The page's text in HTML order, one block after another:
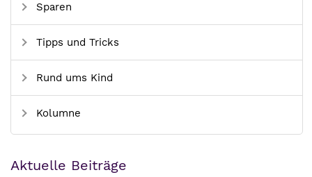
Sparen
Tipps und Tricks
Rund ums Kind
Kolumne
Aktuelle Beiträge